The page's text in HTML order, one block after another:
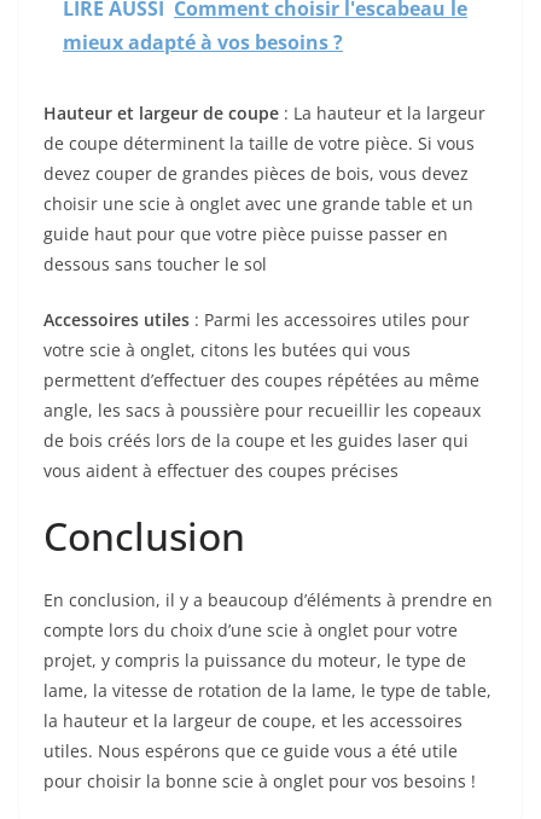
LIRE AUSSI Comment choisir l'escabeau le
mieux adapté à vos besoins ?
Hauteur et largeur de coupe : La hauteur et la largeur
de coupe déterminent la taille de votre pièce. Si vous
devez couper de grandes pièces de bois, vous devez
choisir une scie à onglet avec une grande table et un
guide haut pour que votre pièce puisse passer en
dessous sans toucher le sol
Accessoires utiles : Parmi les accessoires utiles pour
votre scie à onglet, citons les butées qui vous
permettent d’effectuer des coupes répétées au même
angle, les sacs à poussière pour recueillir les copeaux
de bois créés lors de la coupe et les guides laser qui
vous aident à effectuer des coupes précises
Conclusion
En conclusion, il y a beaucoup d’éléments à prendre en
compte lors du choix d’une scie à onglet pour votre
projet, y compris la puissance du moteur, le type de
lame, la vitesse de rotation de la lame, le type de table,
la hauteur et la largeur de coupe, et les accessoires
utiles. Nous espérons que ce guide vous a été utile
pour choisir la bonne scie à onglet pour vos besoins !